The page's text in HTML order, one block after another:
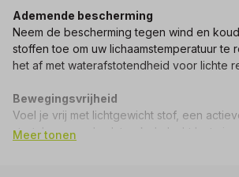
Ademende bescherming
Neem de bescherming tegen wind en
stoffen toe om uw lichaamstemperatuur te
het af met waterafstotendheid voor lichte
Bewegingsvrijheid
Voel je vrij met lichtgewicht stof, een
stretch rugpand - dat ook de lucht laat
Meer tonen